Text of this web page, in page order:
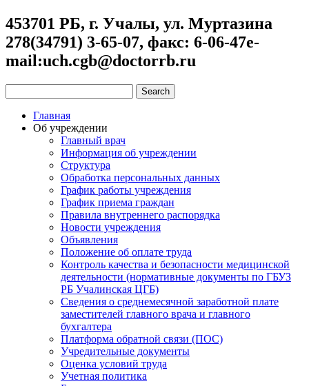
453701 РБ, г. Учалы, ул. Муртазина
278(34791) 3-65-07, факс: 6-06-47e-
mail:uch.cgb@doctorrb.ru
Главная
Об учреждении
Главный врач
Информация об учреждении
Структура
Обработка персональных данных
График работы учреждения
График приема граждан
Правила внутреннего распорядка
Новости учреждения
Объявления
Положение об оплате труда
Контроль качества и безопасности медицинской
деятельности (нормативные документы по ГБУЗ
РБ Учалинская ЦГБ)
Сведения о среднемесячной заработной плате
заместителей главного врача и главного
бухгалтера
Платформа обратной связи (ПОС)
Учредительные документы
Оценка условий труда
Учетная политика